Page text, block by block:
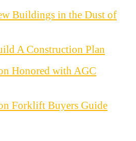
Buildings in the Dust of
A Construction Plan
Honored with AGC
Forklift Buyers Guide